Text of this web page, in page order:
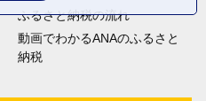
ふるさと納税の流れ
動画でわかるANAのふるさと
納税